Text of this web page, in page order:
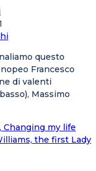
questo
Francesco
di valenti
Massimo
Changing my life